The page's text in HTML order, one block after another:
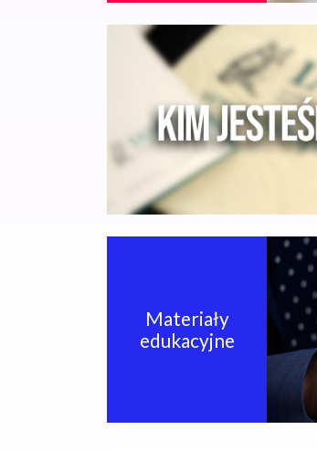
Materiały
edukacyjne